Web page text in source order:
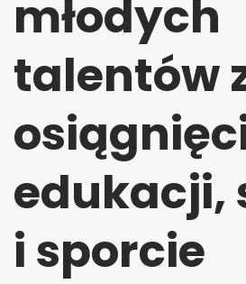
młodych
talentów
edukacji,
i sporcie